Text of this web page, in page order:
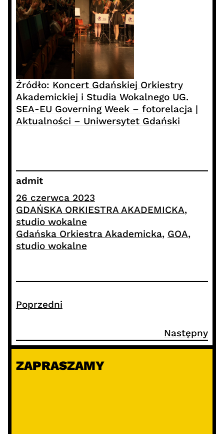
Źródło: Koncert Gdańskiej Orkiestry
Akademickiej i Studia Wokalnego UG.
SEA-EU Governing Week – fotorelacja |
Aktualności – Uniwersytet Gdański
admit
26 czerwca 2023
GDAŃSKA ORKIESTRA AKADEMICKA ,
studio wokalne
Gdańska Orkiestra Akademicka, GOA ,
studio wokalne
Poprzedni
Następny
ZAPRASZAMY